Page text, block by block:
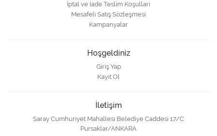
İptal ve İade Teslim Koşulları
Mesafeli Satış Sözleşmesi
Kampanyalar
Hoşgeldiniz
Giriş Yap
Kayıt Ol
İletişim
Saray Cumhuriyet Mahallesi Belediye Caddesi 17/C
Pursaklar/ANKARA